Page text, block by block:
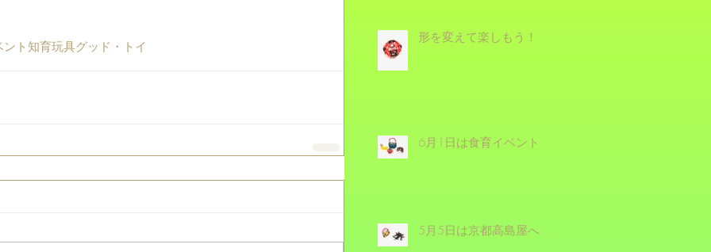
ト 知育玩具グッド・トイ
形を変えて楽しもう！
6月1日は食育イベント！
5月5日は京都高島屋へ！